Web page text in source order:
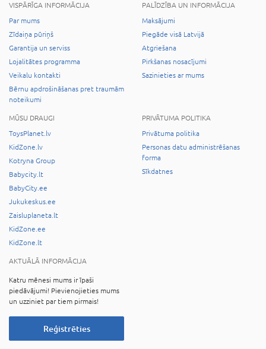
VISPĀRĪGA INFORMĀCIJA
Par mums
Zīdaiņa pūriņš
Garantija un serviss
Lojalitātes programma
Veikalu kontakti
Bērnu apdrošināšanas pret traumām
noteikumi
PALĪDZĪBA UN INFORMĀCIJA
Maksājumi
Piegāde visā Latvijā
Atgriešana
Pirkšanas nosacījumi
Sazinieties ar mums
MŪSU DRAUGI
ToysPlanet.lv
KidZone.lv
Kotryna Group
Babycity.lt
BabyCity.ee
Jukukeskus.ee
Zaisluplaneta.lt
KidZone.ee
KidZone.lt
PRIVĀTUMA POLITIKA
Privātuma politika
Personas datu administrēšanas
forma
Sīkdatnes
AKTUĀLĀ INFORMĀCIJA
Katru mēnesi mums ir īpaši
piedāvājumi! Pievienojieties mums
un uzziniet par tiem pirmais!
Reģistrēties